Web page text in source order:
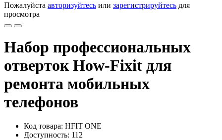
Пожалуйста авторизуйтесь или зарегистрируйтесь для
просмотра
Набор профессиональных
отверток How-Fixit для
ремонта мобильных
телефонов
Код товара: HFIT ONE
Доступность: 112